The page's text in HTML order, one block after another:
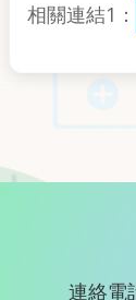
相關連結1：
連絡電